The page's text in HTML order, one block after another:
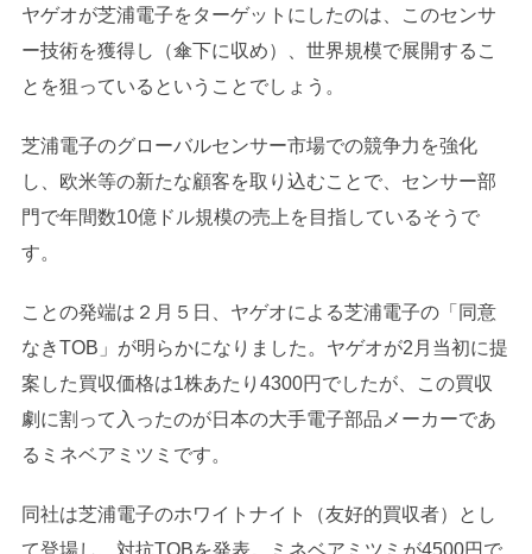
ヤゲオが芝浦電子をターゲットにしたのは、このセンサ
ー技術を獲得し（傘下に収め）、世界規模で展開するこ
とを狙っているということでしょう。
芝浦電子のグローバルセンサー市場での競争力を強化
し、欧米等の新たな顧客を取り込むことで、センサー部
門で年間数10億ドル規模の売上を目指しているそうで
す。
ことの発端は２月５日、ヤゲオによる芝浦電子の「同意
なきTOB」が明らかになりました。ヤゲオが2月当初に提
案した買収価格は1株あたり4300円でしたが、この買収
劇に割って入ったのが日本の大手電子部品メーカーであ
るミネベアミツミです。
同社は芝浦電子のホワイトナイト（友好的買収者）とし
て登場し、対抗TOBを発表。ミネベアミツミが4500円で